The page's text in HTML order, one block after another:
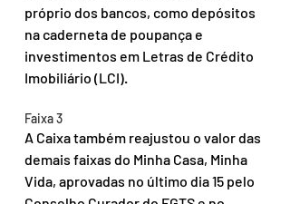
próprio dos bancos, como depósitos
na caderneta de poupança e
investimentos em Letras de Crédito
Imobiliário (LCI).
Faixa 3
A Caixa também reajustou o valor das
demais faixas do Minha Casa, Minha
Vida, aprovadas no último dia 15 pelo